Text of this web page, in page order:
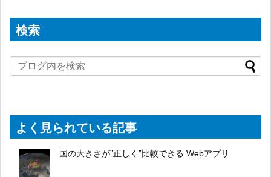
検索
よく見られている記事
国の大きさが”正しく”比較できる Webアプリ